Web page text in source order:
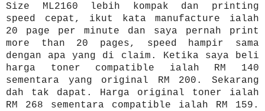
Size ML2160 lebih kompak dan printing
speed cepat, ikut kata manufacture ialah
20 page per minute dan saya pernah print
more than 20 pages, speed hampir sama
dengan apa yang di claim. Ketika saya beli
harga toner compatible ialah RM 140
sementara yang original RM 200. Sekarang
dah tak dapat. Harga original toner ialah
RM 268 sementara compatible ialah RM 159.